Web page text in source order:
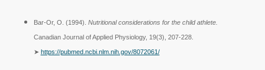
Bar-Or, O. (1994). Nutritional considerations for the child athlete.
Canadian Journal of Applied Physiology, 19(3), 207-228.
➤ https://pubmed.ncbi.nlm.nih.gov/8072061/